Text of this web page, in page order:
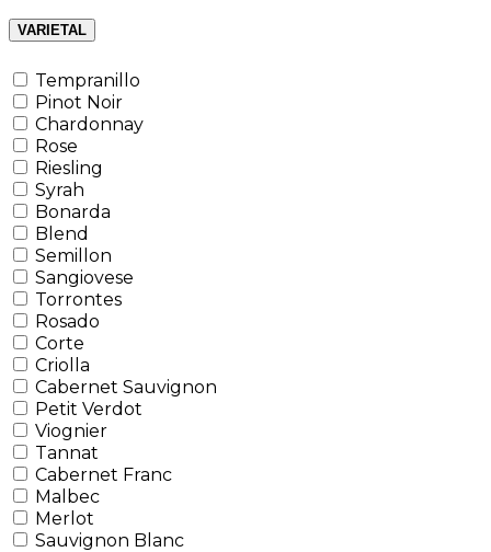
VARIETAL
Tempranillo
Pinot Noir
Chardonnay
Rose
Riesling
Syrah
Bonarda
Blend
Semillon
Sangiovese
Torrontes
Rosado
Corte
Criolla
Cabernet Sauvignon
Petit Verdot
Viognier
Tannat
Cabernet Franc
Malbec
Merlot
Sauvignon Blanc